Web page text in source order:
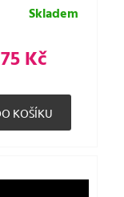
Skladem
75 Kč